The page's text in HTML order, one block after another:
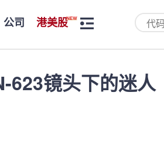
公司 港美股
623镜头下的迷人